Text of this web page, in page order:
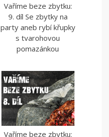
Vaříme beze zbytku:
9. díl Se zbytky na
party aneb rybí křupky
s tvarohovou
pomazánkou
Vaříme beze zbytku: